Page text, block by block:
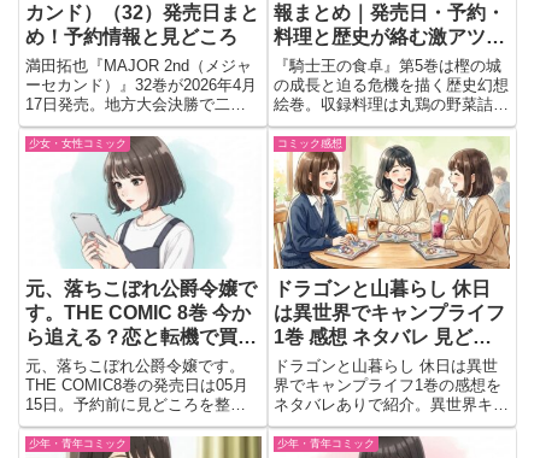
カンド）（32）発売日まと
め！予約情報と見どころ
満田拓也『MAJOR 2nd（メジャ
ーセカンド）』32巻が2026年4月
17日発売。地方大会決勝で二死
満塁の大ピンチ。仁科は大吾のミ
ットへ最高の一球を投げ込めるの
か。大会完結編の見どころを紹
報まとめ｜発売日・予約・
料理と歴史が絡む激アツ展
開へ！
『騎士王の食卓』第5巻は樫の城
の成長と迫る危機を描く歴史幻想
絵巻。収録料理は丸鶏の野菜詰め
焼きほか。料理と物語を楽しめる
人気シリーズ最新刊。
少女・女性コミック
元、落ちこぼれ公爵令嬢で
す。THE COMIC 8巻 今か
ら追える？恋と転機で買う
べきか判断
元、落ちこぼれ公爵令嬢です。
THE COMIC8巻の発売日は05月
15日。予約前に見どころを整
理。母国帰還と元婚約者アスベル
ト再登場で転機になる巻か、読む
コミック感想
ドラゴンと山暮らし 休日
は異世界でキャンプライフ
1巻 感想 ネタバレ 見どこ
ろ｜異世界キャンプの癒や
し時間が心地いい
ドラゴンと山暮らし 休日は異世
界でキャンプライフ1巻の感想を
ネタバレありで紹介。異世界キャ
ンプや美味しそうな料理、ドラゴ
ンたちとの交流など癒やしの魅力
少年・青年コミック 少年・青年コミック